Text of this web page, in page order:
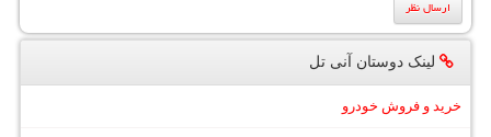
لینک دوستان آنی تل
خرید و فروش خودرو